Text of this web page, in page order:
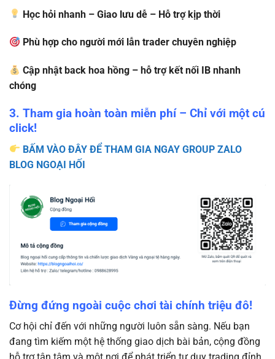
Học hỏi nhanh – Giao lưu dễ – Hỗ trợ kịp thời
Phù hợp cho người mới lẫn trader chuyên nghiệp
Cập nhật back hoa hồng – hỗ trợ kết nối IB nhanh
chóng
3. Tham gia hoàn toàn miễn phí – Chỉ với một cú
click!
BẤM VÀO ĐÂY ĐỂ THAM GIA NGAY GROUP ZALO
BLOG NGOẠI HỐI
Đừng đứng ngoài cuộc chơi tài chính triệu đô!
Cơ hội chỉ đến với những người luôn sẵn sàng. Nếu bạn
đang tìm kiếm một hệ thống giao dịch bài bản, cộng đồng